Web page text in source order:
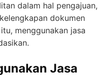
dalam hal pengajuan,
dokumen
menggunakan jasa
Jasa